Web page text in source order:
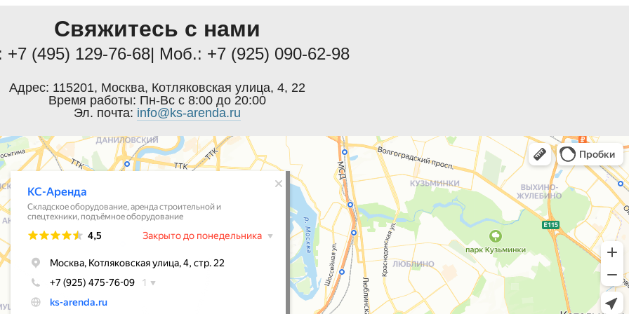
Свяжитесь с нами
+7 (495) 129-76-68| Моб.: +7 (925) 090-62-98
Адрес: 115201, Москва, Котляковская улица, 4, 22
Время работы: Пн-Вс с 8:00 до 20:00
Эл. почта: info@ks-arenda.ru